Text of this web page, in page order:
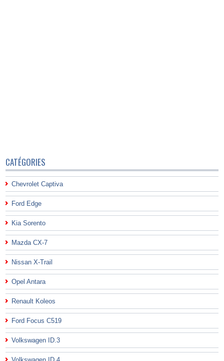
CATÉGORIES
Chevrolet Captiva
Ford Edge
Kia Sorento
Mazda CX-7
Nissan X-Trail
Opel Antara
Renault Koleos
Ford Focus C519
Volkswagen ID.3